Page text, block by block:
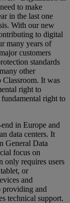
to make
in the last one
With our new
to digital
many years of
customers
standards
other
Classroom. It was
right to
right to
in Europe and
data centers. It
General Data
focus on
only requires users
or
and
providing and
technical support.